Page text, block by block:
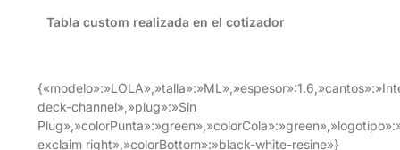
Tabla custom realizada en el cotizador
deck-channel»,»plug»:»Sin
exclaim right»,»colorBottom»:»black-white-resine»}